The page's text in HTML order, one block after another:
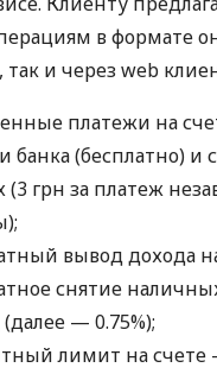
в формате
и через web
платежи на
банка (бесплатно) и
(3 грн за платеж
вывод дохода
снятие
— 0.75%);
лимит на счете